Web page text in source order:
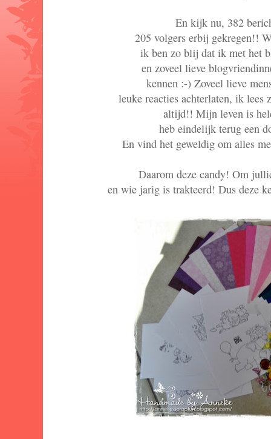
En kijk nu, 382
205 volgers erbij gekregen!!
ik ben zo blij dat ik met het
en zoveel lieve
kennen :-) Zoveel lieve
leuke reacties achterlaten, ik lees
altijd!! Mijn leven is
heb eindelijk terug een
En vind het geweldig om alles
Daarom deze candy! Om
en wie jarig is trakteerd! Dus deze